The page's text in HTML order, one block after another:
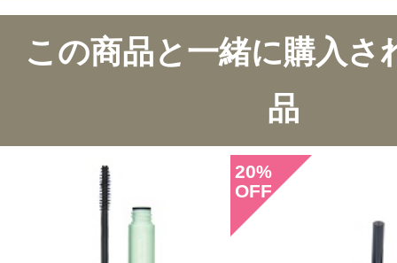
このコスメのレビューを書いて
この商品と一緒に購入さ
品
20%
OFF